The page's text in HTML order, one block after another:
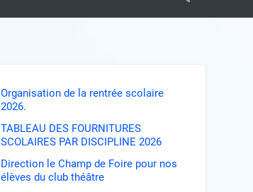
Organisation de la rentrée scolaire
2026.
TABLEAU DES FOURNITURES
SCOLAIRES PAR DISCIPLINE 2026
Direction le Champ de Foire pour nos
élèves du club théâtre